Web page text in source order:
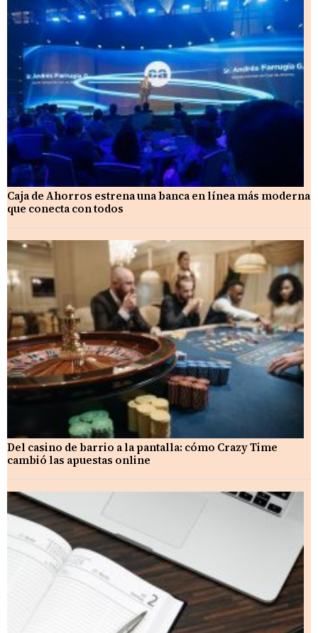
Caja de Ahorros estrena una banca en línea más moderna
que conecta con todos
Del casino de barrio a la pantalla: cómo Crazy Time
cambió las apuestas online